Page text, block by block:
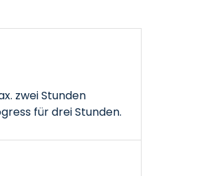
zwei Stunden
für drei Stunden.